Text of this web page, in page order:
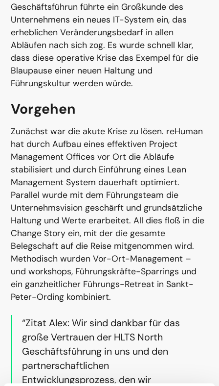
Geschäftsführun führte ein Großkunde des
Unternehmens ein neues IT-System ein, das
erheblichen Veränderungsbedarf in allen
Abläufen nach sich zog. Es wurde schnell klar,
dass diese operative Krise das Exempel für die
Blaupause einer neuen Haltung und
Führungskultur werden würde.
Vorgehen
Zunächst war die akute Krise zu lösen. reHuman
hat durch Aufbau eines effektiven Project
Management Offices vor Ort die Abläufe
stabilisiert und durch Einführung eines Lean
Management System dauerhaft optimiert.
Parallel wurde mit dem Führungsteam die
Unternehmsvision geschärft und grundsätzliche
Haltung und Werte erarbeitet. All dies floß in die
Change Story ein, mit der die gesamte
Belegschaft auf die Reise mitgenommen wird.
Methodisch wurden Vor-Ort-Management –
und workshops, Führungskräfte-Sparrings und
ein ganzheitlicher Führungs-Retreat in Sankt-
Peter-Ording kombiniert.
“Zitat Alex: Wir sind dankbar für das
große Vertrauen der HLTS North
Geschäftsführung in uns und den
partnerschaftlichen
Entwicklungsprozess, den wir